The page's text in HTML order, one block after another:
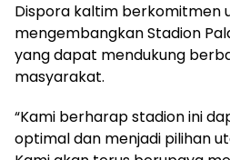
Dispora kaltim berkomitmen
mengembangkan Stadion
yang dapat mendukung
masyarakat.
“Kami berharap stadion ini
optimal dan menjadi pilihan